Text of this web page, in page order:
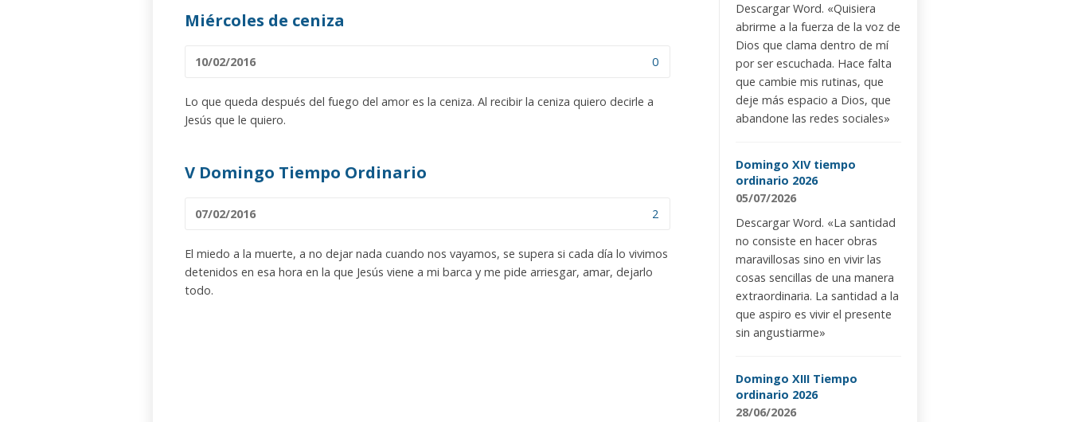
Miércoles de ceniza
10/02/2016 0
Lo que queda después del fuego del amor es la ceniza. Al recibir la ceniza quiero decirle a
Jesús que le quiero.
V Domingo Tiempo Ordinario
07/02/2016 2
El miedo a la muerte, a no dejar nada cuando nos vayamos, se supera si cada día lo vivimos
detenidos en esa hora en la que Jesús viene a mi barca y me pide arriesgar, amar, dejarlo
todo.
Descargar Word. «Quisiera
abrirme a la fuerza de la voz de
Dios que clama dentro de mí
por ser escuchada. Hace falta
que cambie mis rutinas, que
deje más espacio a Dios, que
abandone las redes sociales»
Domingo XIV tiempo
ordinario 2026
05/07/2026
Descargar Word. «La santidad
no consiste en hacer obras
maravillosas sino en vivir las
cosas sencillas de una manera
extraordinaria. La santidad a la
que aspiro es vivir el presente
sin angustiarme»
Domingo XIII Tiempo
ordinario 2026
28/06/2026